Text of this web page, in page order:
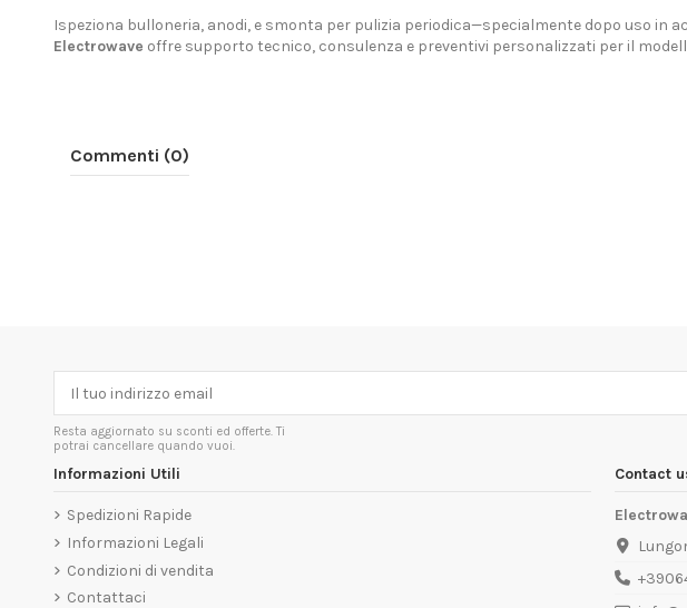
Ispeziona bulloneria, anodi, e smonta per pulizia periodica—specialmente dopo uso in
Electrowave offre supporto tecnico, consulenza e preventivi personalizzati per il
Commenti (0)
Resta aggiornato su sconti ed offerte. Ti
potrai cancellare quando vuoi.
Informazioni Utili
Spedizioni Rapide
Informazioni Legali
Condizioni di vendita
Contattaci
Contact